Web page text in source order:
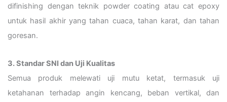
difinishing dengan teknik powder coating atau cat epoxy
untuk hasil akhir yang tahan cuaca, tahan karat, dan tahan
goresan.
3. Standar SNI dan Uji Kualitas
Semua produk melewati uji mutu ketat, termasuk uji
ketahanan terhadap angin kencang, beban vertikal, dan